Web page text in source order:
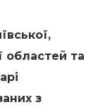
областей та
з